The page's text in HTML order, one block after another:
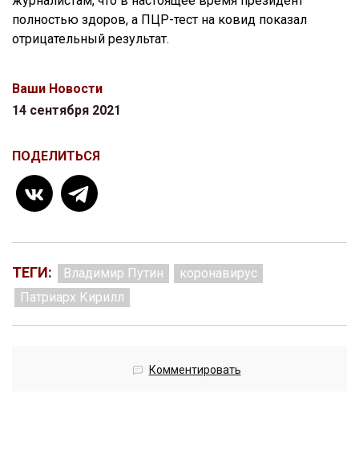
полностью здоров, а ПЦР-тест на ковид показал
отрицательный результат.
Ваши Новости
14 сентября 2021
ПОДЕЛИТЬСЯ
ТЕГИ: Владимир Путин
коронавирус
Патриарх Кирилл
Комментировать